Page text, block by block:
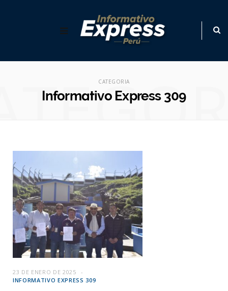
CATEGORIA
Informativo Express 309
23 DE ENERO DE 2025
INFORMATIVO EXPRESS 309